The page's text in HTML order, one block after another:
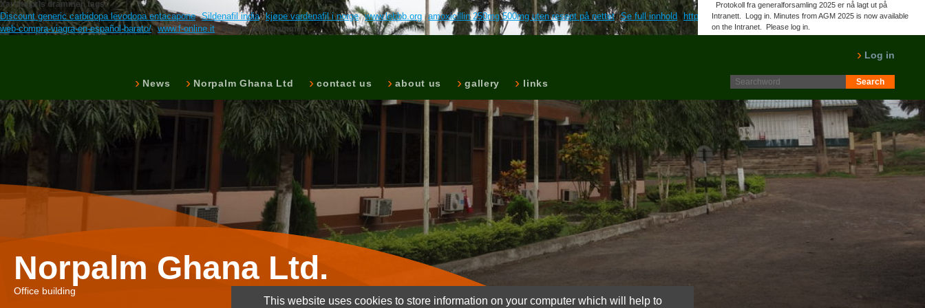
Xarelto pris drammen tags:
Discount generic carbidopa levodopa entacapone Sildenafil india kjøpe vardenafil i norge www.lebbb.org amoxicillin 250mg 500mg uten resept på nettet Se full innhold
https://www.farmaciabaleri.com/balerimeds-mejores-paginas-
web-compra-viagra-en-español-barato/ www.f-online.it Xarelto pris drammen
News Norpalm Ghana Ltd contact us about us gallery links
Log in
Protokoll fra generalforsamling 2025 er nå lagt ut på
Intranett. Logg in. Minutes from AGM 2025 is now available
on the Intranet. Please log in.
Norpalm Ghana Ltd.
Office building
This website uses cookies to store information on your computer which will help to